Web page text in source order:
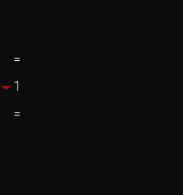
=
1
=